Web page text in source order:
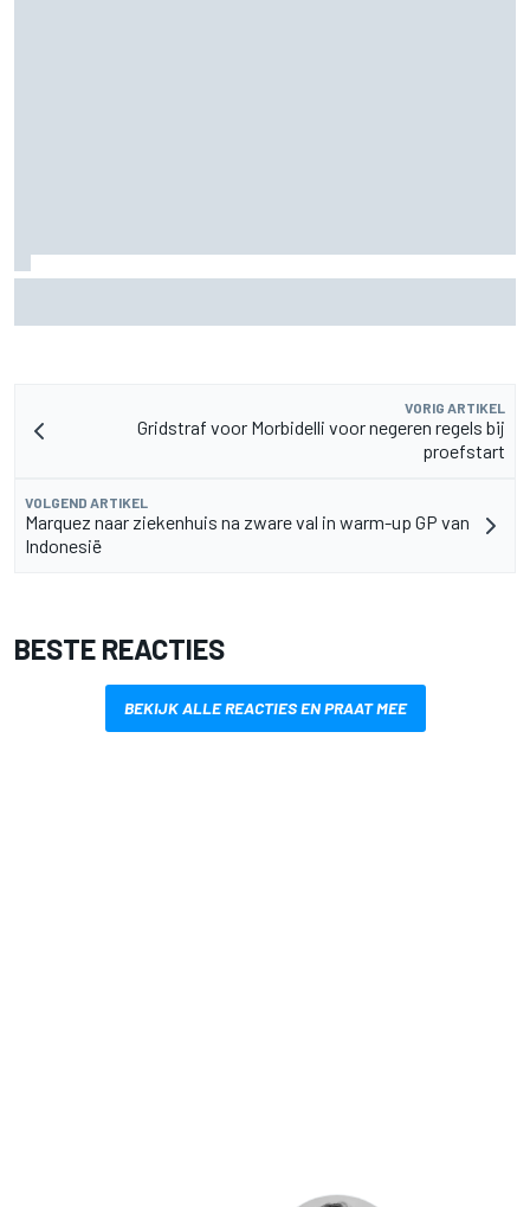
VORIG ARTIKEL
Gridstraf voor Morbidelli voor negeren regels bij
proefstart
VOLGEND ARTIKEL
Marquez naar ziekenhuis na zware val in warm-up GP van
Indonesië
BESTE REACTIES
BEKIJK ALLE REACTIES EN PRAAT MEE